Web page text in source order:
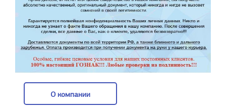
О компании